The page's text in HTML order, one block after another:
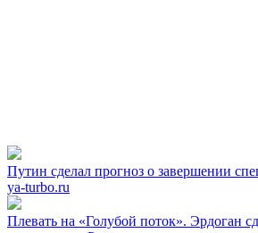
Путин сделал прогноз о завершении
ya-turbo.ru
Плевать на «Голубой поток». Эрдоган